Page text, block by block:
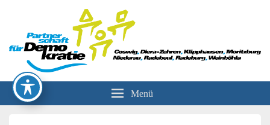
Partnerschaft für Demokratie
Menü